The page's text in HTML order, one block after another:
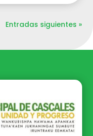
Entradas siguientes »